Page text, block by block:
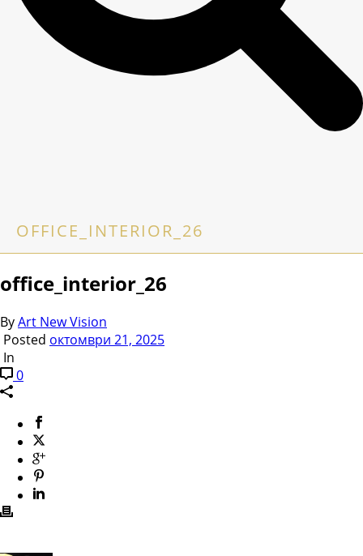
OFFICE_INTERIOR_26
office_interior_26
ByArt New Vision
Posted октомври 21, 2025
In
0